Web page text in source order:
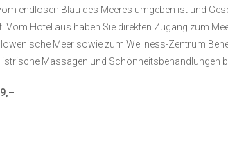
endlosen Blau des Meeres umgeben ist und
Vom Hotel aus haben Sie direkten Zugang zum
Meer sowie zum Wellness-Zentrum
Massagen und Schönheitsbehandlungen